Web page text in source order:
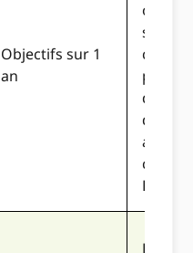
Objectifs sur 1
an
pour
de
d'un
Focus.
La